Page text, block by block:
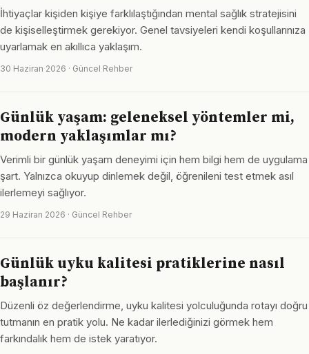
İhtiyaçlar kişiden kişiye farklılaştığından mental sağlık stratejisini
de kişiselleştirmek gerekiyor. Genel tavsiyeleri kendi koşullarınıza
uyarlamak en akıllıca yaklaşım.
30 Haziran 2026 · Güncel Rehber
Günlük yaşam: geleneksel yöntemler mi,
modern yaklaşımlar mı?
Verimli bir günlük yaşam deneyimi için hem bilgi hem de uygulama
şart. Yalnızca okuyup dinlemek değil, öğrenileni test etmek asıl
ilerlemeyi sağlıyor.
29 Haziran 2026 · Güncel Rehber
Günlük uyku kalitesi pratiklerine nasıl
başlanır?
Düzenli öz değerlendirme, uyku kalitesi yolculuğunda rotayı doğru
tutmanın en pratik yolu. Ne kadar ilerlediğinizi görmek hem
farkındalık hem de istek yaratıyor.